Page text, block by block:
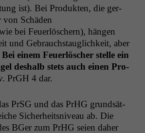
ist). Bei Pro­duk­ten, die ger­
Schäden
bei Feuer­lösch­ern), hän­gen
und Gebrauch­stauglichkeit, aber
Bei einem Feuer­lösch­er stelle ein
deshalb stets auch einen Pro­
PrGH 4 dar.
PrSG und das PrHG grund­sät­
Sicher­heit­sniveau ab. Die
BGer zum PrHG seien daher